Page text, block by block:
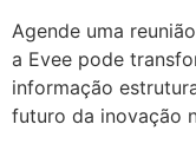
Agende uma
a Evee pode
informação
futuro da inovação